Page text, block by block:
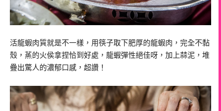
活龍蝦肉質就是不一樣，用筷子取下肥厚的龍蝦肉，完全不黏
殼，蒸的火侯拿捏恰到好處，龍蝦彈性絕佳呀，加上蒜泥，堆
疊出驚人的濃郁口感，超讚！